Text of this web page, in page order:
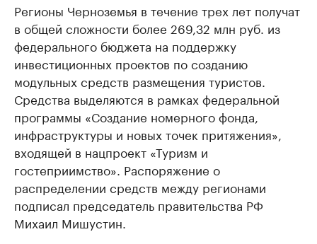
Регионы Черноземья в течение трех лет получат
в общей сложности более 269,32 млн руб. из
федерального бюджета на поддержку
инвестиционных проектов по созданию
модульных средств размещения туристов.
Средства выделяются в рамках федеральной
программы «Создание номерного фонда,
инфраструктуры и новых точек притяжения»,
входящей в нацпроект «Туризм и
гостеприимство». Распоряжение о
распределении средств между регионами
подписал председатель правительства РФ
Михаил Мишустин.